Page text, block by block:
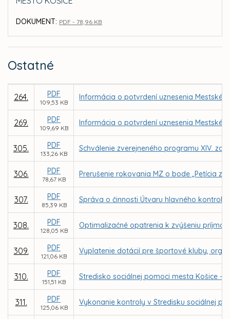
DOKUMENT: PDF - 78,96 KB
Ostatné
264. PDF
109,53 KB
Informácia o potvrdení uznesenia
269. PDF
109,69 KB
Informácia o potvrdení uznesenia
305. PDF
133,26 KB
Schválenie zverejneného programu XIV.
306. PDF
78,67 KB
Prerušenie rokovania MZ o bode „Petícia
307. PDF
85,39 KB
Správa o činnosti Útvaru hlavného
308. PDF
128,05 KB
Optimalizačné opatrenia k zvýšeniu
309. PDF
121,06 KB
Vyplatenie dotácií pre športové kluby,
310. PDF
151,51 KB
Stredisko sociálnej pomoci mesta Košice -
311. PDF
125,06 KB
Vykonanie kontroly v Stredisku sociálnej